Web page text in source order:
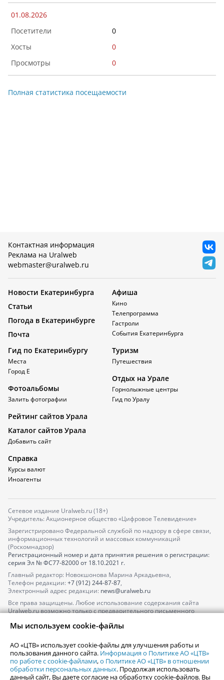
01.08.2026
0
0
0
Полная статистика посещаемости
Контактная информация
Реклама на Uralweb
webmaster@uralweb.ru
Новости Екатеринбурга
Статьи
Погода в Екатеринбурге
Почта
Афиша
Кино
Телепрограмма
Гастроли
События Екатеринбурга
Гид по Екатеринбургу
Места
Город Е
Фотоальбомы
Залить фотографии
Туризм
Путешествия
Отдых на Урале
Горнолыжные центры
Гид по Уралу
Рейтинг сайтов Урала
Каталог сайтов Урала
Добавить сайт
Справка
Курсы валют
Иноагенты
Сетевое издание Uralweb.ru (18+)
Учредитель: Акционерное общество «Цифровое Телевидение»
Зарегистрировано Федеральной службой по надзору в сфере связи,
информационных технологий и массовых коммуникаций
(Роскомнадзор)
Регистрационный номер и дата принятия решения о регистрации:
серия Эл № ФС77-82000от 18.10.2021 г.
Главный редактор: Новокшонова Марина Аркадьевна,
Телефон редакции: +7 (912) 244-87-87,
Электронный адрес редакции: news@uralweb.ru
Все права защищены. Любое использование содержания сайта
Uralweb.ru возможно только с предварительного письменного
По вопросам размещения рекламы обращайтесь по тел.
По вопросам размещения информации в разделе «Афиша»
afisha@uralweb.ru
Пользовательское соглашение на использование сайта
Мы используем cookie-файлы
АО «ЦТВ» использует cookie-файлы для улучшения работы и
пользования данного сайта. Информация о Политике АО «ЦТВ»
по работе с cookie-файлами,о Политике АО «ЦТВ» в отношении
обработки персональных данных. Продолжая использовать
данный сайт, Вы даете согласие на обработку cookie-файлов. Вы